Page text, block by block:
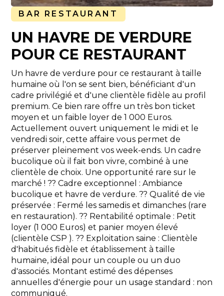
BAR RESTAURANT
UN HAVRE DE VERDURE
POUR CE RESTAURANT
Un havre de verdure pour ce restaurant à taille
humaine où l'on se sent bien, bénéficiant d'un
cadre privilégié et d'une clientèle fidèle au profil
premium. Ce bien rare offre un très bon ticket
moyen et un faible loyer de 1 000 Euros.
Actuellement ouvert uniquement le midi et le
vendredi soir, cette affaire vous permet de
préserver pleinement vos week-ends. Un cadre
bucolique où il fait bon vivre, combiné à une
clientèle de choix. Une opportunité rare sur le
marché ! ?? Cadre exceptionnel : Ambiance
bucolique et havre de verdure. ?? Qualité de vie
préservée : Fermé les samedis et dimanches (rare
en restauration). ?? Rentabilité optimale : Petit
loyer (1 000 Euros) et panier moyen élevé
(clientèle CSP ). ?? Exploitation saine : Clientèle
d'habitués fidèle et établissement à taille
humaine, idéal pour un couple ou un duo
d'associés. Montant estimé des dépenses
annuelles d'énergie pour un usage standard : non
communiqué.